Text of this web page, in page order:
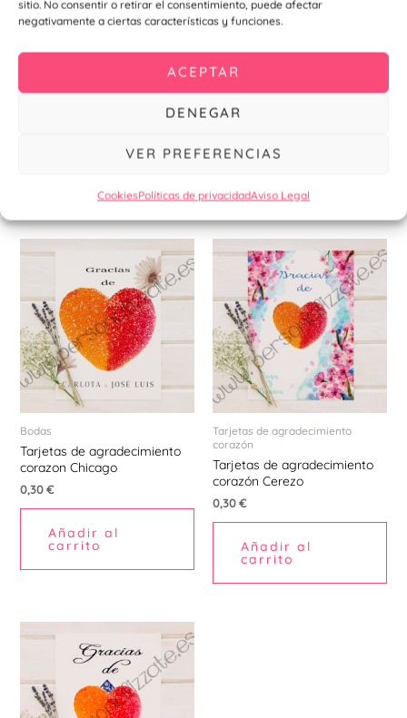
sitio. No consentir o retirar el consentimiento, puede afectar
negativamente a ciertas características y funciones.
ACEPTAR
DENEGAR
VER PREFERENCIAS
CookiesPolíticas de privacidadAviso Legal
Chapa abridor Granada
1,10€–1,34€
elegir
la
de
Cartel indicativo Granada
Productos relacionados
Bodas
Tarjetas de agradecimiento
corazon Chicago
0,30€
Añadir al
carrito
Tarjetas de agradecimiento
corazón
Tarjetas de agradecimiento
corazón Cerezo
0,30€
Añadir al
carrito